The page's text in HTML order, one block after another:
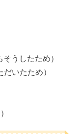
うしたため）
いたため）